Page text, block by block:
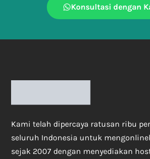
Konsultasi dengan
Kami telah dipercaya ratusan ribu
seluruh Indonesia untuk
sejak 2007 dengan menyediakan